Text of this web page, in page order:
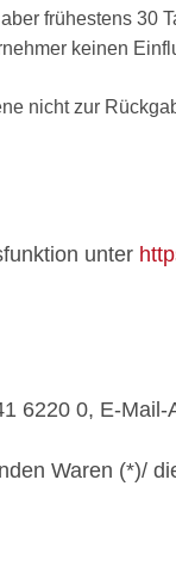
frühestens 30
keinen
nicht zur
unter
6220 0, E-
Waren (*)/